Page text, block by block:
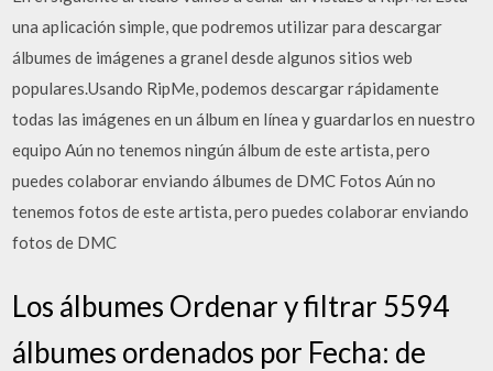
una aplicación simple, que podremos utilizar para descargar
álbumes de imágenes a granel desde algunos sitios web
populares.Usando RipMe, podemos descargar rápidamente
todas las imágenes en un álbum en línea y guardarlos en nuestro
equipo Aún no tenemos ningún álbum de este artista, pero
puedes colaborar enviando álbumes de DMC Fotos Aún no
tenemos fotos de este artista, pero puedes colaborar enviando
fotos de DMC
Los álbumes Ordenar y filtrar 5594
álbumes ordenados por Fecha: de